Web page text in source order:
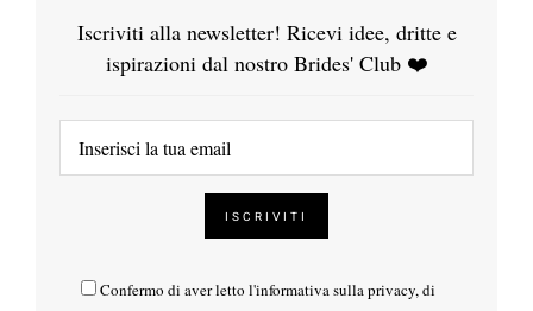
Iscriviti alla newsletter! Ricevi idee, dritte e
ispirazioni dal nostro Brides' Club ❤️
Confermo di aver letto l'informativa sulla privacy, di